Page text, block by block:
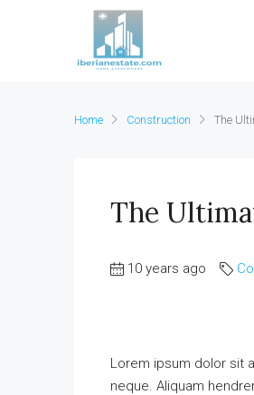
Home Construction The
The
10 years ago
Lorem ipsum dolor sit
neque. Aliquam